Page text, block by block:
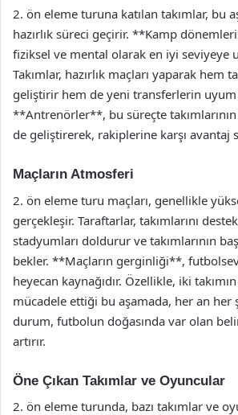
2. ön eleme turuna katılan takımlar, bu
hazırlık süreci geçirir. **Kamp
fiziksel ve mental olarak en iyi seviyeye
Takımlar, hazırlık maçları yaparak hem
geliştirir hem de yeni transferlerin uyum
**Antrenörler**, bu süreçte
de geliştirerek, rakiplerine karşı avantaj
Maçların Atmosferi
2. ön eleme turu maçları, genellikle
gerçekleşir. Taraftarlar, takımlarını
stadyumları doldurur ve takımlarının
bekler. **Maçların gerginliği**,
heyecan kaynağıdır. Özellikle, iki
mücadele ettiği bu aşamada, her an her
durum, futbolun doğasında var olan
artırır.
Öne Çıkan Takımlar ve Oyuncular
2. ön eleme turunda, bazı takımlar ve